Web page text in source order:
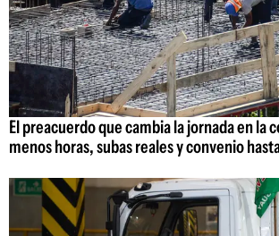
El preacuerdo que cambia la jornada en la
menos horas, subas reales y convenio